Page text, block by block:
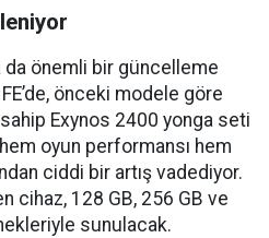
da önemli bir güncelleme
önceki modele göre
Exynos 2400 yonga seti
oyun performansı hem
ciddi bir artış vadediyor.
cihaz, 128 GB, 256 GB ve
sunulacak.